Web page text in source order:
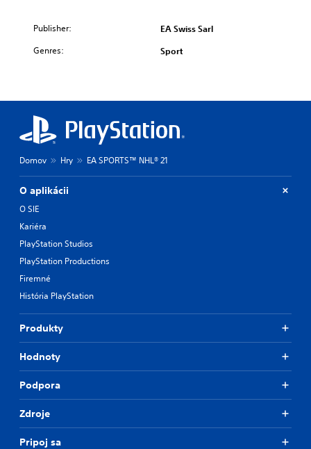
Publisher: EA Swiss Sarl
Genres: Sport
Domov Hry EA SPORTS™ NHL® 21
O aplikácii
O SIE
Kariéra
PlayStation Studios
PlayStation Productions
Firemné
História PlayStation
Produkty
Hodnoty
Podpora
Zdroje
Pripoj sa